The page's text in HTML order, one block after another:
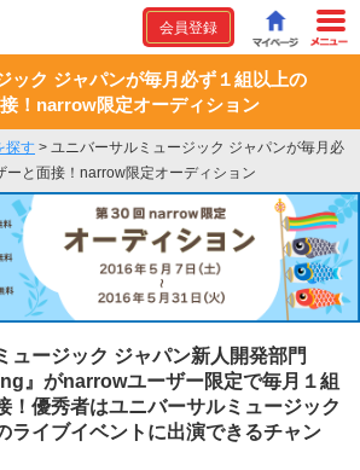
会員登録
ック ジャパンが毎月必ず１組以上の
！narrow限定オーディション
探す > ユニバーサルミュージック ジャパンが毎月必
と面接！narrow限定オーディション
ュージック ジャパン新人開発部門
』がnarrowユーザー限定で毎月１組
！優秀者はユニバーサルミュージック
ライブイベントに出演できるチャン